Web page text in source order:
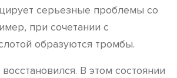
серьезные проблемы со
при сочетании с
образуются тромбы.
В этом состоянии